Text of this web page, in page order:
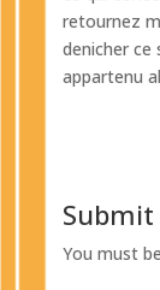
retournez
denicher ce
appartenu
You must